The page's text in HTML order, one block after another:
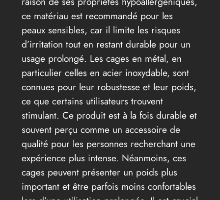
ce matériau est recommandé pour les
peaux sensibles, car il limite les risques
d’irritation tout en restant durable pour un
usage prolongé. Les cages en métal, en
particulier celles en acier inoxydable, sont
connues pour leur robustesse et leur poids,
ce que certains utilisateurs trouvent
stimulant. Ce produit est à la fois durable et
souvent perçu comme un accessoire de
qualité pour les personnes recherchant une
expérience plus intense. Néanmoins, ces
cages peuvent présenter un poids plus
important et être parfois moins confortables